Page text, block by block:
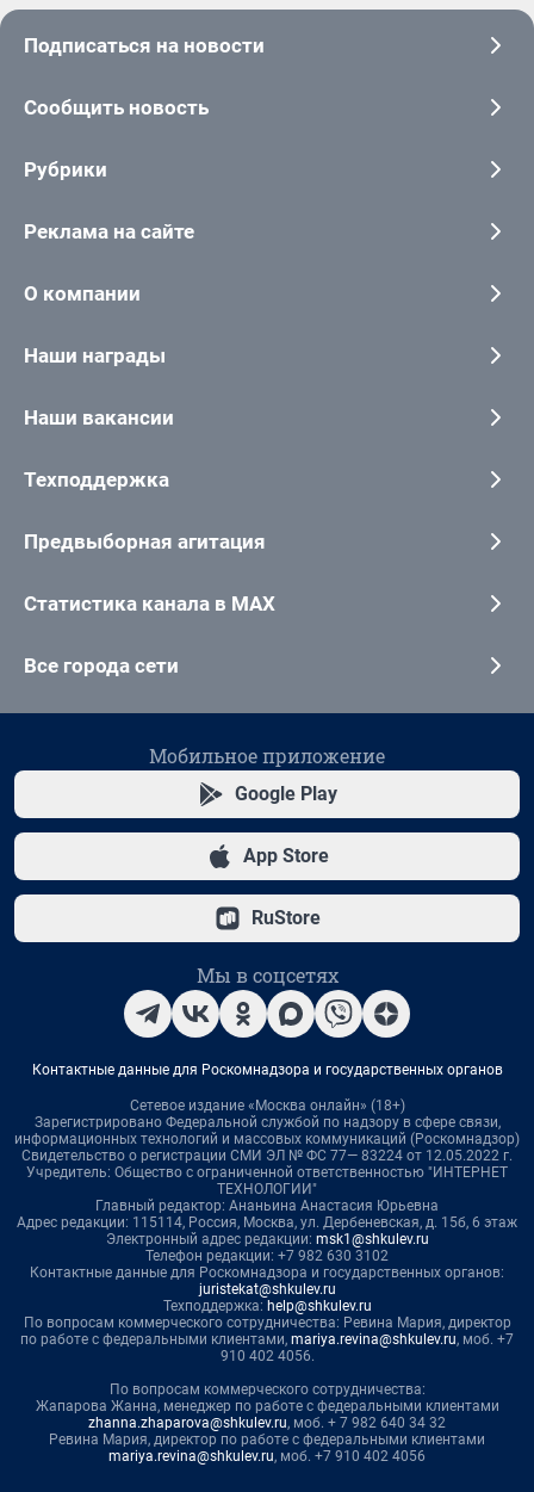
Подписаться на новости
Сообщить новость
Рубрики
Реклама на сайте
О компании
Наши награды
Наши вакансии
Техподдержка
Предвыборная агитация
Статистика канала в MAX
Все города сети
Мобильное приложение
Google Play
App Store
RuStore
Мы в соцсетях
Контактные данные для Роскомнадзора и государственных органов
Сетевое издание «Москва онлайн» (18+)
Зарегистрировано Федеральной службой по надзору в сфере связи,
информационных технологий и массовых коммуникаций (Роскомнадзор)
Свидетельство о регистрации СМИ ЭЛ № ФС 77— 83224 от 12.05.2022 г.
Учредитель: Общество с ограниченной ответственностью "ИНТЕРНЕТ
ТЕХНОЛОГИИ"
Главный редактор: Ананьина Анастасия Юрьевна
Адрес редакции: 115114, Россия, Москва, ул. Дербеневская, д. 15б, 6 этаж
Электронный адрес редакции: msk1@shkulev.ru
Телефон редакции: +7 982 630 3102
Контактные данные для Роскомнадзора и государственных органов:
juristekat@shkulev.ru
Техподдержка: help@shkulev.ru
По вопросам коммерческого сотрудничества: Ревина Мария, директор
по работе с федеральными клиентами, mariya.revina@shkulev.ru, моб. +7
910 402 4056.
По вопросам коммерческого сотрудничества:
Жапарова Жанна, менеджер по работе с федеральными клиентами
zhanna.zhaparova@shkulev.ru, моб. + 7 982 640 34 32
Ревина Мария, директор по работе с федеральными клиентами
mariya.revina@shkulev.ru, моб. +7 910 402 4056